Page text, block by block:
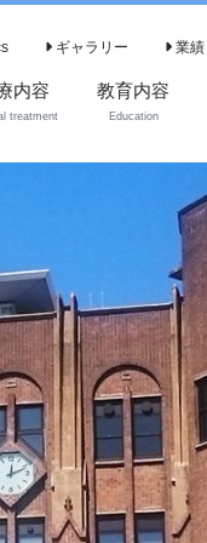
ギャラリー 業績
内容
treatment
教育内容
Education